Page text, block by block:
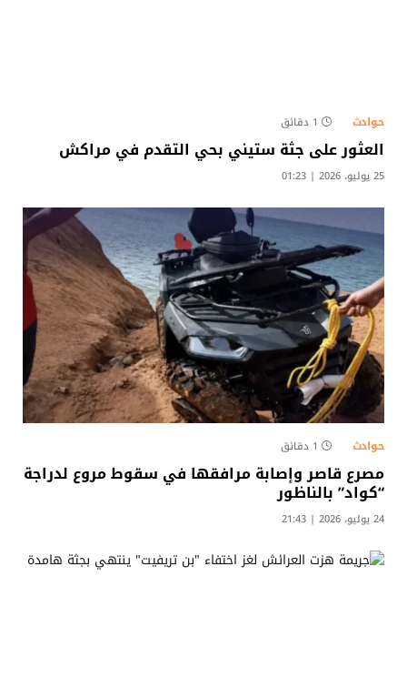
حوادث 1 دقائق
العثور على جثة ستيني بحي التقدم في مراكش
25 يوليو، 2026 | 01:23
حوادث 1 دقائق
مصرع قاصر وإصابة مرافقها في سقوط مروع لدراجة
“كواد” بالناظور
24 يوليو، 2026 | 21:43